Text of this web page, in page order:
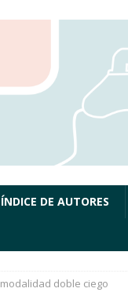
ÍNDICE DE AUTORES
doble ciego